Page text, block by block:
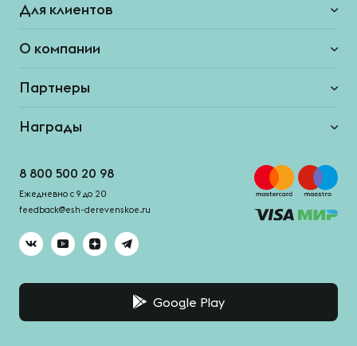
Для клиентов
О компании
Партнеры
Награды
8 800 500 20 98
Ежедневно с 9 до 20
feedback@esh-derevenskoe.ru
Google Play